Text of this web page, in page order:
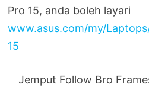
Pro 15, anda boleh layari
www.asus.com/my/
15
Jemput Follow Bro